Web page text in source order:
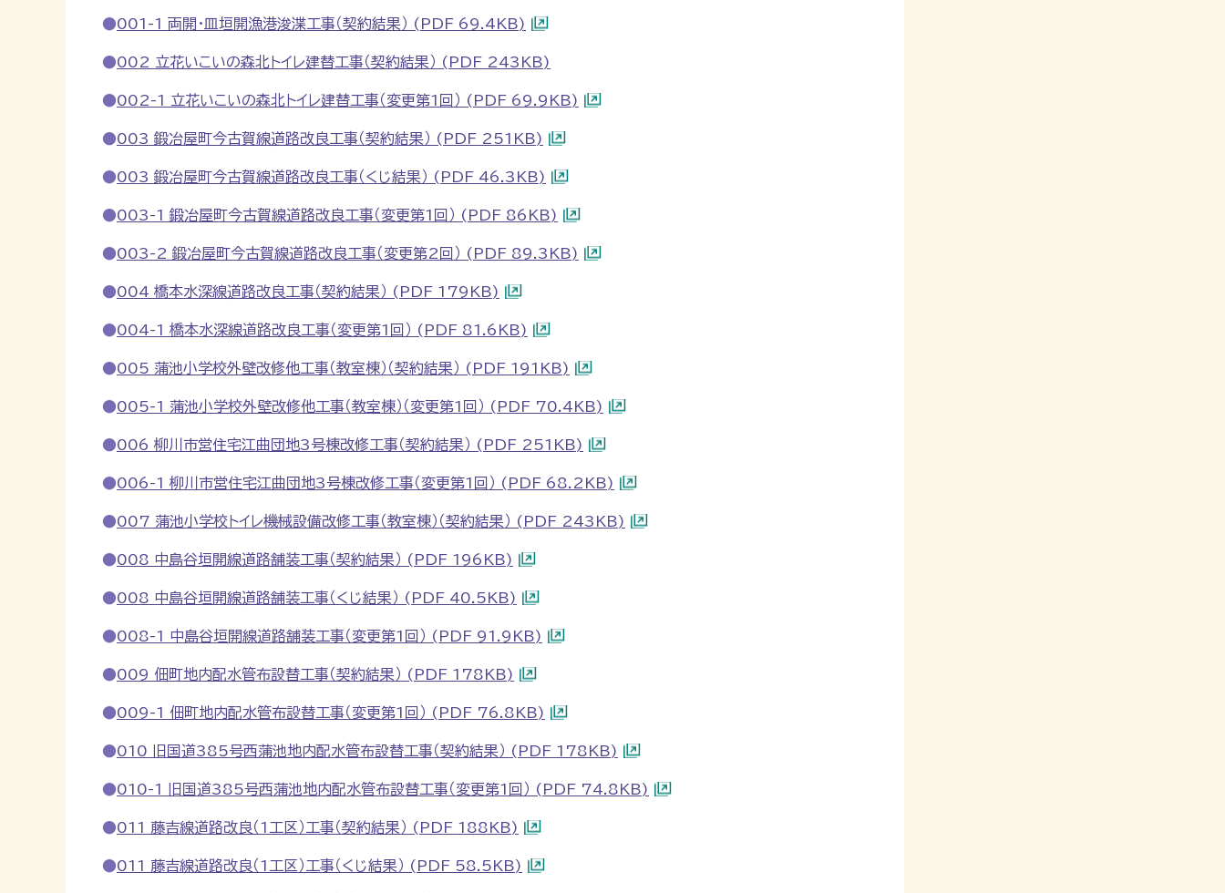
001-1 両開・皿垣開漁港浚渫工事（契約結果） (PDF 69.4KB)
002 立花いこいの森北トイレ建替工事（契約結果） (PDF 243KB)
002-1 立花いこいの森北トイレ建替工事（変更第1回） (PDF 69.9KB)
003 鍛冶屋町今古賀線道路改良工事（契約結果） (PDF 251KB)
003 鍛冶屋町今古賀線道路改良工事（くじ結果） (PDF 46.3KB)
003-1 鍛冶屋町今古賀線道路改良工事（変更第1回） (PDF 86KB)
003-2 鍛冶屋町今古賀線道路改良工事（変更第2回） (PDF 89.3KB)
004 橋本水深線道路改良工事（契約結果） (PDF 179KB)
004-1 橋本水深線道路改良工事（変更第1回） (PDF 81.6KB)
005 蒲池小学校外壁改修他工事（教室棟）（契約結果） (PDF 191KB)
005-1 蒲池小学校外壁改修他工事（教室棟）（変更第1回） (PDF 70.4KB)
006 柳川市営住宅江曲団地3号棟改修工事（契約結果） (PDF 251KB)
006-1 柳川市営住宅江曲団地3号棟改修工事（変更第1回） (PDF 68.2KB)
007 蒲池小学校トイレ機械設備改修工事（教室棟）（契約結果） (PDF 243KB)
008 中島谷垣開線道路舗装工事（契約結果） (PDF 196KB)
008 中島谷垣開線道路舗装工事（くじ結果） (PDF 40.5KB)
008-1 中島谷垣開線道路舗装工事（変更第1回） (PDF 91.9KB)
009 佃町地内配水管布設替工事（契約結果） (PDF 178KB)
009-1 佃町地内配水管布設替工事（変更第1回） (PDF 76.8KB)
010 旧国道385号西蒲池地内配水管布設替工事（契約結果） (PDF 178KB)
010-1 旧国道385号西蒲池地内配水管布設替工事（変更第1回） (PDF 74.8KB)
011 藤吉線道路改良（1工区）工事（契約結果） (PDF 188KB)
011 藤吉線道路改良（1工区）工事（くじ結果） (PDF 58.5KB)